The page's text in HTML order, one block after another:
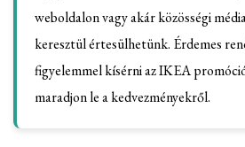
weboldalon vagy akár közösségi
keresztül értesülhetünk. Érdemes
figyelemmel kísérni az IKEA
maradjon le a kedvezményekről.